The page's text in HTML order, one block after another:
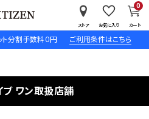
分割手数料０円 ご利用条件はこちら
ストア お気に入り カート
0
ブ ワン取扱店舗